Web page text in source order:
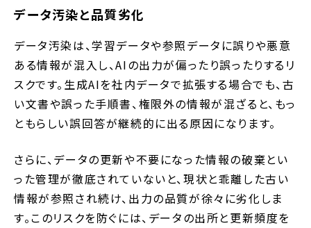
データ汚染と品質劣化
データ汚染は、学習データや参照データに誤りや悪意
ある情報が混入し、AIの出力が偏ったり誤ったりするリ
スクです。生成AIを社内データで拡張する場合でも、古
い文書や誤った手順書、権限外の情報が混ざると、もっ
ともらしい誤回答が継続的に出る原因になります。
さらに、データの更新や不要になった情報の破棄とい
った管理が徹底されていないと、現状と乖離した古い
情報が参照され続け、出力の品質が徐々に劣化しま
す。このリスクを防ぐには、データの出所と更新頻度を